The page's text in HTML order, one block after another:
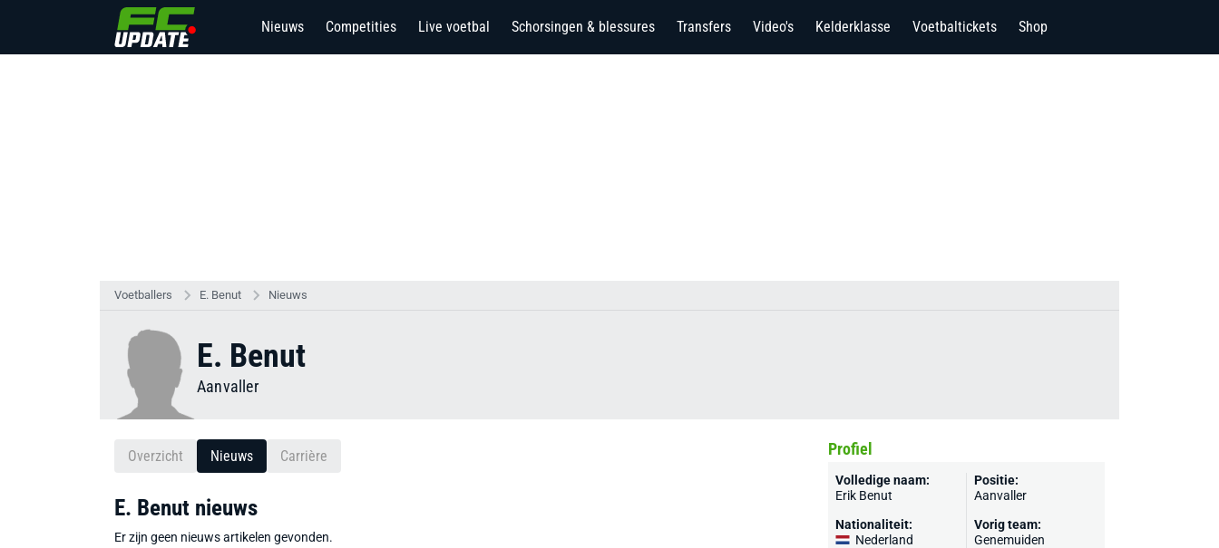
Nieuws Competities Live voetbal Schorsingen & blessures Transfers Video's Kelderklasse Voetbaltickets Shop
Voetballers E. Benut Nieuws
E. Benut
Aanvaller
Overzicht Nieuws Carrière
E. Benut nieuws
Er zijn geen nieuws artikelen gevonden.
Profiel
Volledige naam:
Erik Benut
Nationaliteit:
Nederland
Positie:
Aanvaller
Vorig team:
Genemuiden